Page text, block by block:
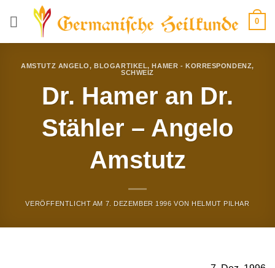
0
AMSTUTZ ANGELO, BLOGARTIKEL, HAMER - KORRESPONDENZ,
SCHWEIZ
Dr. Hamer an Dr.
Stähler – Angelo
Amstutz
VERÖFFENTLICHT AM 7. DEZEMBER 1996 VON HELMUT PILHAR